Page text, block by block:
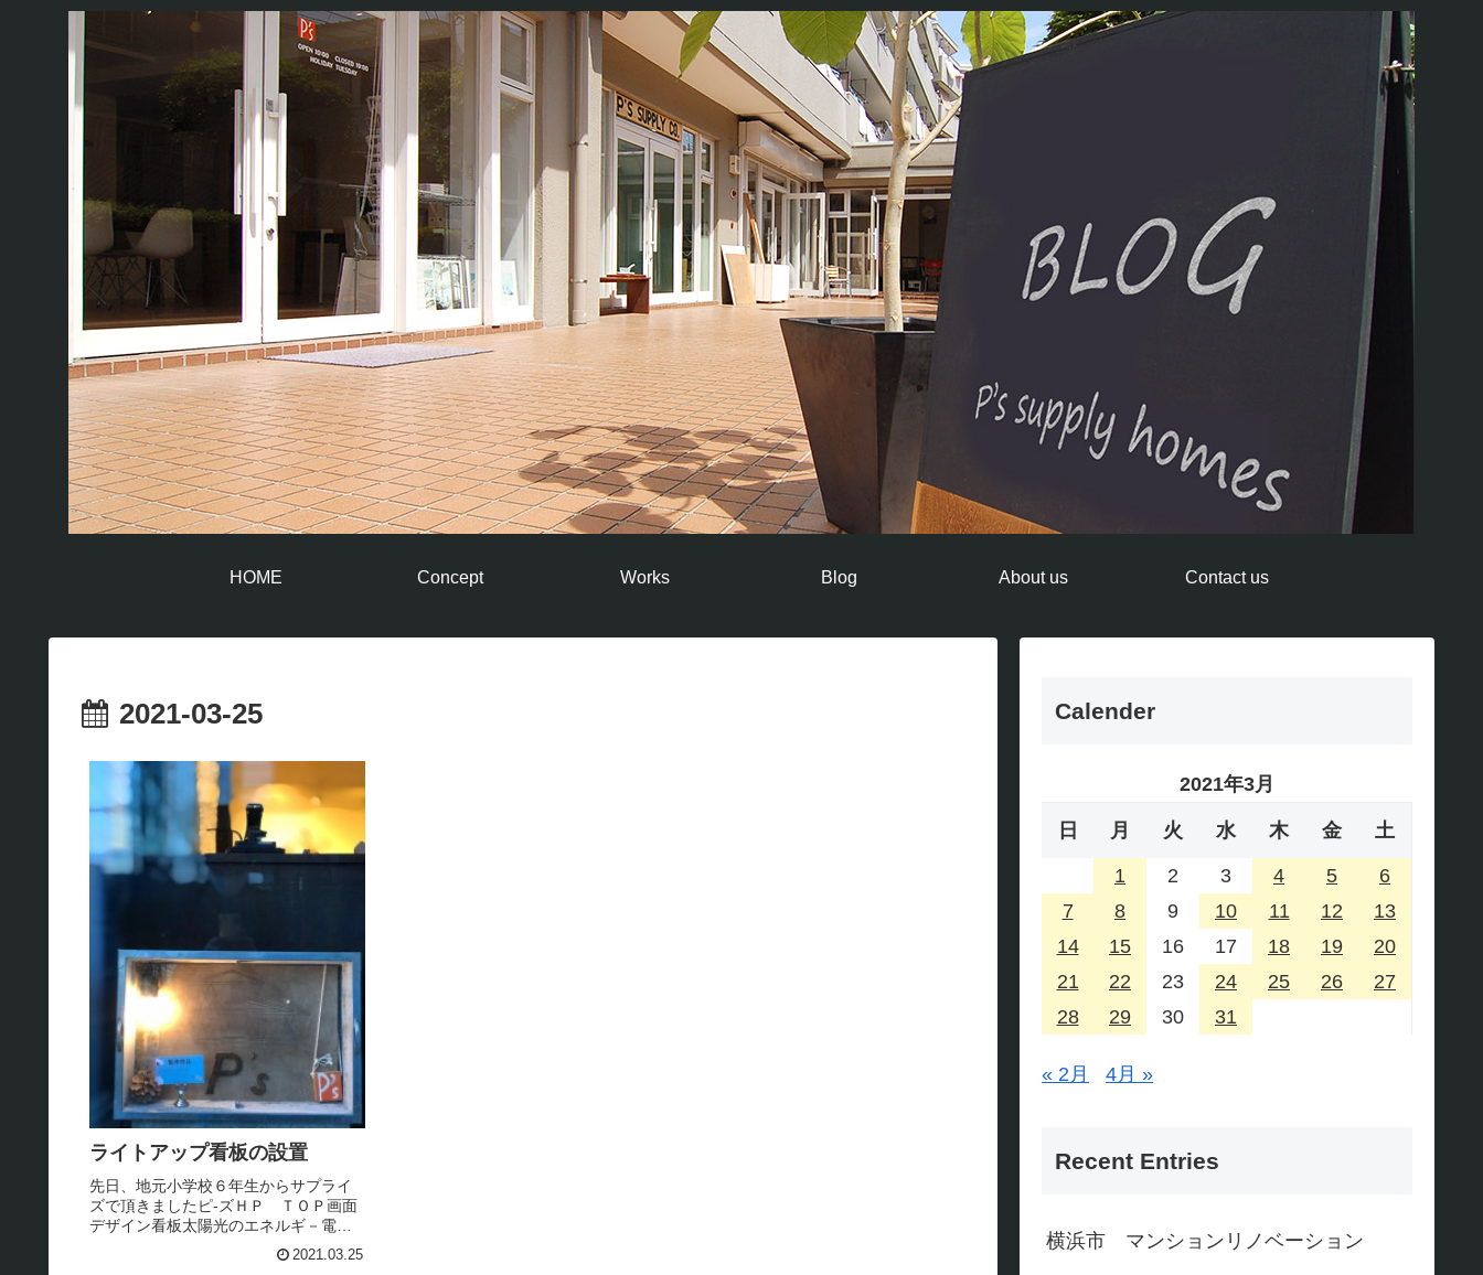
HOME Concept Works Blog About us Contact us
2021-03-25
ライトアップ看板の設置
先日、地元小学校６年生からサプライ
ズで頂きましたピ-ズＨＰ ＴＯＰ画面
デザイン看板太陽光のエネルギ－電気
でライトアップ看板、設置させて頂き
ました。この方法、外構で使えま
2021.03.25
Calender
2021年3月
日 月 火 水 木 金 土
1 2 3 4 5
6
7
8 9 10 11 12
13
14
15 16 17 18 19
20
21
22 23 24 25 26
27
28
29 30 31
« 2月 4月 »
Recent Entries
横浜市 マンションリノベーション